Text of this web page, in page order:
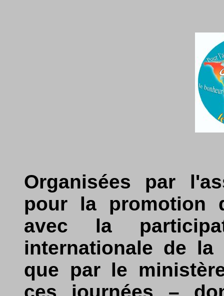
Organisées par
pour la promotion
avec la
internationale de la
que par le